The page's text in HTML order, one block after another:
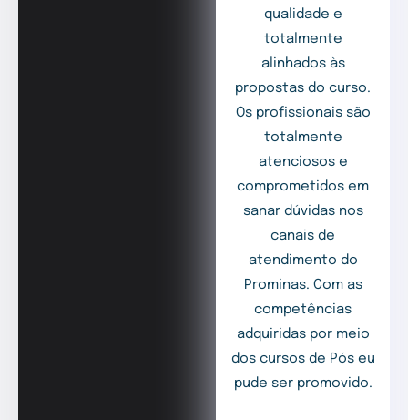
qualidade e
totalmente
alinhados às
propostas do curso.
Os profissionais são
totalmente
atenciosos e
comprometidos em
sanar dúvidas nos
canais de
atendimento do
Prominas. Com as
competências
adquiridas por meio
dos cursos de Pós eu
pude ser promovido.